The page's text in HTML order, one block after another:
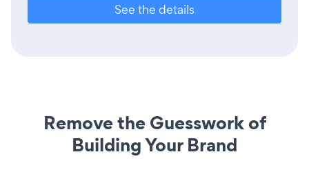
See the details
Remove the Guesswork of
Building Your Brand